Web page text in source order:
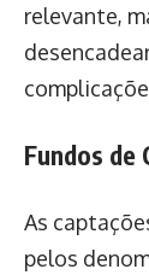
relevante,
Fundos de
As
pelos